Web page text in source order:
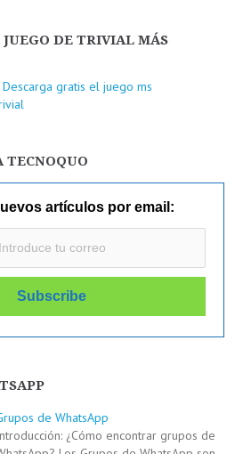
DE TRIVIAL MÁS
TECNOQUO
artículos por email:
de WhatsApp
¿Cómo encontrar grupos de